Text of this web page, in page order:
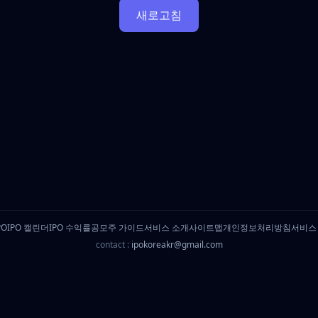
새로고침
IPO 캘린더IPO 수익률공모주 가이드서비스 소개사이트맵개인정보처리방침서비
contact : ipokoreakr@gmail.com